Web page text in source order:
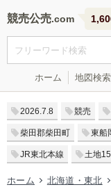
競売公売
ホーム 地図検索
2026.7.8 競売
柴田郡柴田町 東船
JR東北本線 土地
ホーム 北海道・東北